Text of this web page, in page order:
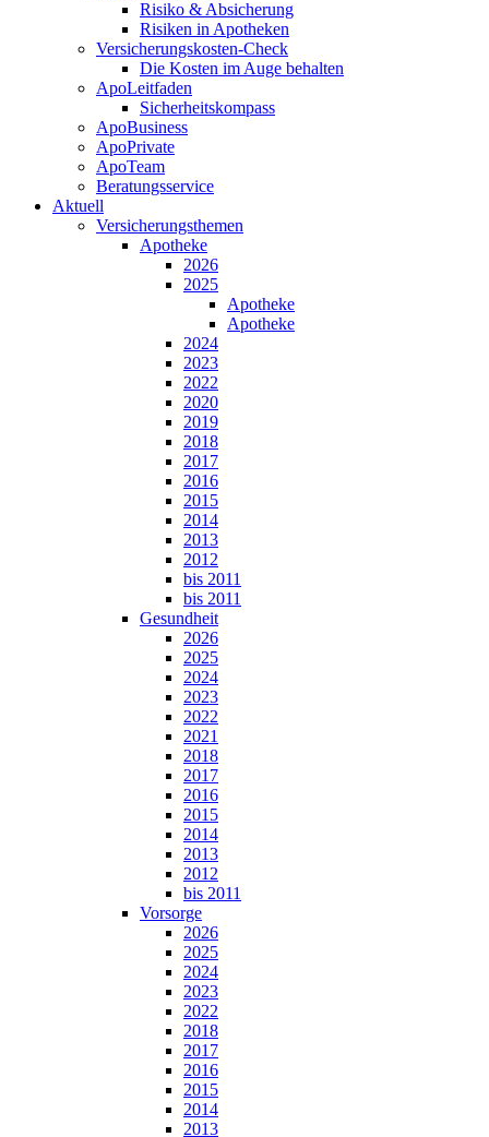
Risiko & Absicherung
Risiken in Apotheken
Versicherungskosten-Check
Die Kosten im Auge behalten
ApoLeitfaden
Sicherheitskompass
ApoBusiness
ApoPrivate
ApoTeam
Beratungsservice
Aktuell
Versicherungsthemen
Apotheke
2026
2025
Apotheke
Apotheke
2024
2023
2022
2020
2019
2018
2017
2016
2015
2014
2013
2012
bis 2011
bis 2011
Gesundheit
2026
2025
2024
2023
2022
2021
2018
2017
2016
2015
2014
2013
2012
bis 2011
Vorsorge
2026
2025
2024
2023
2022
2018
2017
2016
2015
2014
2013